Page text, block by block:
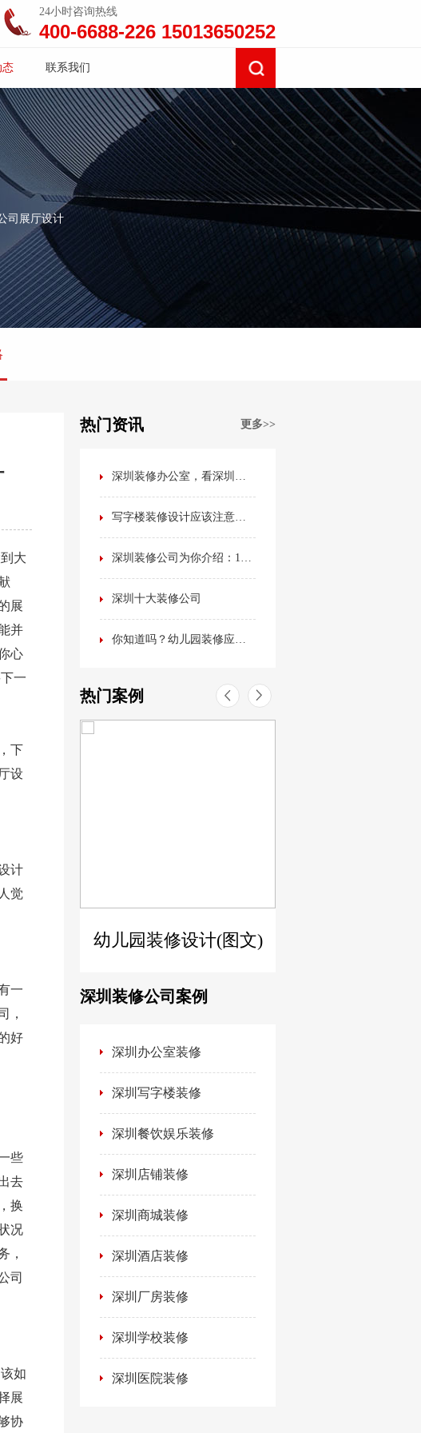
24小时咨询热线
400-6688-226 15013650252
态 联系我们
司展厅设计
大
展
并
心
一
下
设
计
觉
一
，
好
些
去
换
况
，
司
如
展
协
热门资讯 更多>>
深圳装修办公室，看深圳装修公司排名榜？不如看看这篇最全办公室装修攻略！
写字楼装修设计应该注意哪些事项？
深圳装修公司为你介绍：15种最流行的室内装修风格
深圳十大装修公司
你知道吗？幼儿园装修应该是这样的！
热门案例
幼儿园装修设计(图文)
深圳装修公司案例
深圳办公室装修
深圳写字楼装修
深圳餐饮娱乐装修
深圳店铺装修
深圳商城装修
深圳酒店装修
深圳厂房装修
深圳学校装修
深圳医院装修